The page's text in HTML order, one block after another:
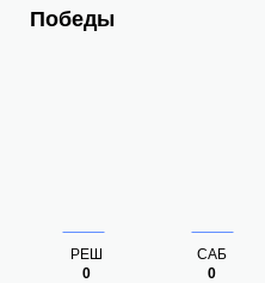
Победы
РЕШ
0
САБ
0